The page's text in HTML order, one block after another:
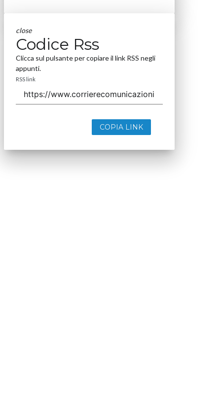
close
Codice Rss
Clicca sul pulsante per copiare il link RSS negli
appunti.
RSS link
COPIA LINK